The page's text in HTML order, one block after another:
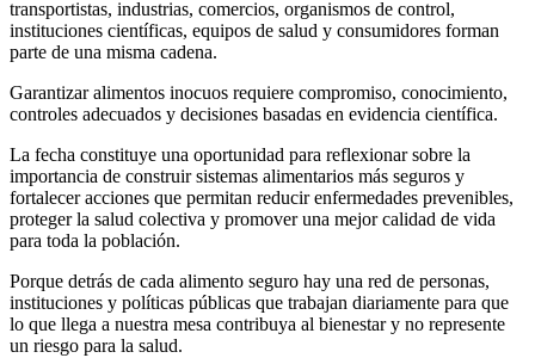
transportistas, industrias, comercios, organismos de control,
instituciones científicas, equipos de salud y consumidores forman
parte de una misma cadena.
Garantizar alimentos inocuos requiere compromiso, conocimiento,
controles adecuados y decisiones basadas en evidencia científica.
La fecha constituye una oportunidad para reflexionar sobre la
importancia de construir sistemas alimentarios más seguros y
fortalecer acciones que permitan reducir enfermedades prevenibles,
proteger la salud colectiva y promover una mejor calidad de vida
para toda la población.
Porque detrás de cada alimento seguro hay una red de personas,
instituciones y políticas públicas que trabajan diariamente para que
lo que llega a nuestra mesa contribuya al bienestar y no represente
un riesgo para la salud.